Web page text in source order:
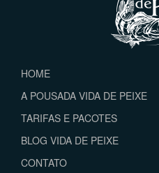
HOME
A POUSADA VIDA DE PEIXE
TARIFAS E PACOTES
BLOG VIDA DE PEIXE
CONTATO